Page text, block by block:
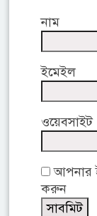
নাম
ইমেইল
ওয়েবসাইট
আপনার
করুন